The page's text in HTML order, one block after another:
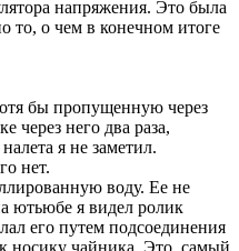
напряжения. Это была
то, о чем в конечном итоге
бы пропущенную через
через него два раза,
я не заметил.
нет.
воду. Ее не
ютьюбе я видел ролик
его путем подсоединения